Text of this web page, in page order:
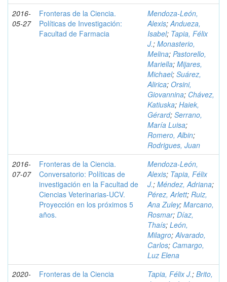
2016-
05-27
Fronteras de la Ciencia.
Políticas de Investigación:
Facultad de Farmacia
Mendoza-León,
Alexis;Andueza,
Isabel; Tapia, Félix
J.; Monasterio,
Melina; Pastorello,
Mariella; Mijares,
Michael; Suárez,
Alirica; Orsini,
Giovannina; Chávez,
Katiuska; Haiek,
Gérard; Serrano,
María Luisa;
Romero, Albin;
Rodrigues, Juan
2016-
07-07
Fronteras de la Ciencia.
Conversatorio: Políticas de
investigación en la Facultad de
Ciencias Veterinarias-UCV.
Proyección en los próximos 5
años.
Mendoza-León,
Alexis; Tapia, Félix
J.; Méndez, Adriana;
Pérez, Arlett; Ruiz,
Ana Zuley; Marcano,
Rosmar; Díaz,
Thaís; León,
Milagro;Alvarado,
Carlos; Camargo,
Luz Elena
2020-
Fronteras de la Ciencia Tapia, Félix J.; Brito,